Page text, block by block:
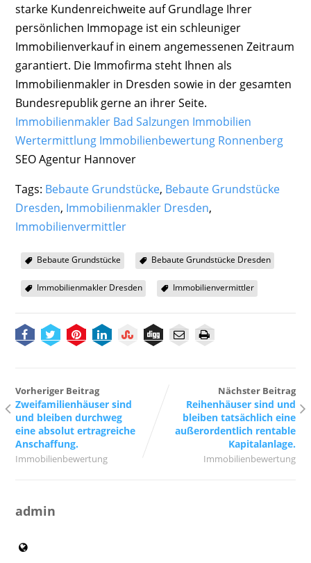
starke Kundenreichweite auf Grundlage Ihrer
persönlichen Immopage ist ein schleuniger
Immobilienverkauf in einem angemessenen Zeitraum
garantiert. Die Immofirma steht Ihnen als
Immobilienmakler in Dresden sowie in der gesamten
Bundesrepublik gerne an ihrer Seite.
Immobilienmakler Bad Salzungen Immobilien
Wertermittlung Immobilienbewertung Ronnenberg
SEO Agentur Hannover
Tags: Bebaute Grundstücke, Bebaute Grundstücke
Dresden, Immobilienmakler Dresden,
Immobilienvermittler
Bebaute Grundstücke Bebaute Grundstücke Dresden
Immobilienmakler Dresden Immobilienvermittler
Vorheriger Beitrag
Zweifamilienhäuser sind
und bleiben durchweg
eine absolut ertragreiche
Anschaffung.
Immobilienbewertung
Nächster Beitrag
Reihenhäuser sind und
bleiben tatsächlich eine
außerordentlich rentable
Kapitalanlage.
Immobilienbewertung
admin